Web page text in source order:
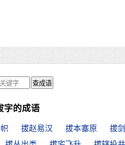
字的成语
拔赵易汉 拔本塞原 拔